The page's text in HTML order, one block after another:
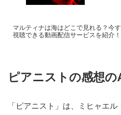
マルティナは海はどこで見れる？今
視聴できる動画配信サービスを紹介！
ピアニストの感想の
「ピアニスト」は、ミヒャエ